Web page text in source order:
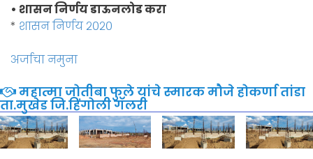
• शासन निर्णय डाऊनलोड करा
* शासन निर्णय २०२०
अर्जाचा नमुना
महात्मा जोतीबा फुले यांचे स्मारक मौजे होकर्णा तांडा
ता.मुखेड जि.हिंगोली गॅलरी